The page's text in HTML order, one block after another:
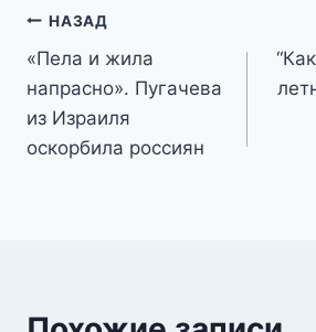
Навигация
по
записям
НАЗАД
«Пела и жила
напрасно». Пугачева
из Израиля
оскорбила россиян